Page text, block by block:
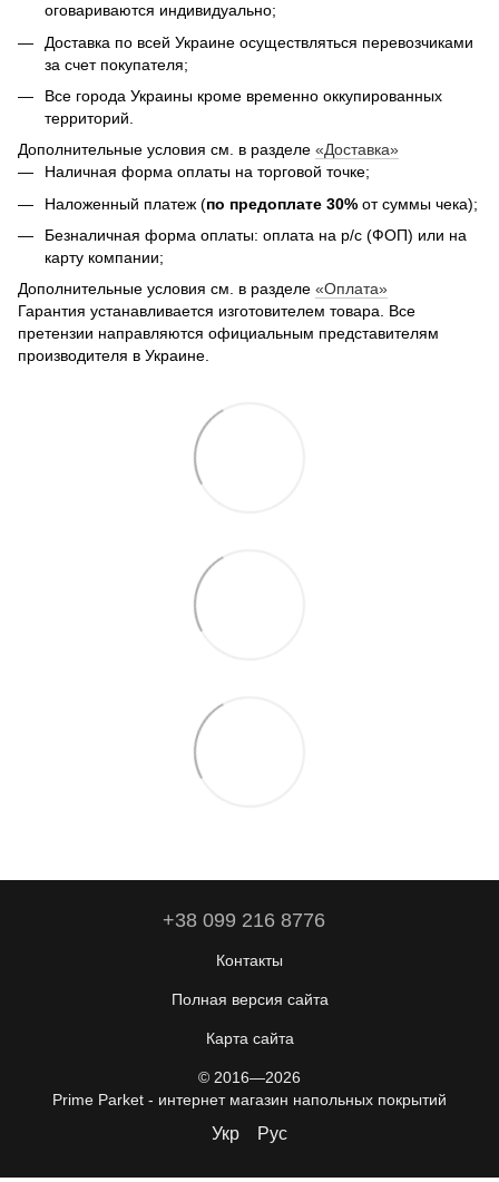
оговариваются индивидуально;
Доставка по всей Украине осуществляться перевозчиками
за счет покупателя;
Все города Украины кроме временно оккупированных
территорий.
Дополнительные условия см. в разделе «Доставка»
Наличная форма оплаты на торговой точке;
Наложенный платеж (по предоплате 30% от суммы чека);
Безналичная форма оплаты: оплата на р/с (ФОП) или на
карту компании;
Дополнительные условия см. в разделе «Оплата»
Гарантия устанавливается изготовителем товара. Все
претензии направляются официальным представителям
производителя в Украине.
+38 099 216 8776
Контакты
Полная версия сайта
Карта сайта
© 2016—2026
Prime Parket - интернет магазин напольных покрытий
Укр Рус